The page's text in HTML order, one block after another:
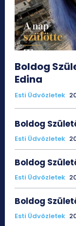
Boldog
Edina
Esti Üdvözletek
Boldog
Esti Üdvözletek
Boldog
Esti Üdvözletek
Boldog
Esti Üdvözletek